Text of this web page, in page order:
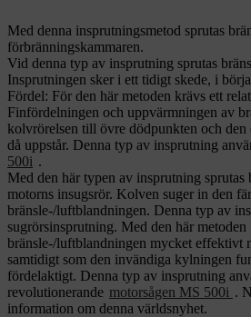
Med denna insprutningsmetod sprutas
förbränningskammaren.
Vid denna typ av insprutning sprutas
Insprutningen sker i ett tidigt skede, i
Fördel: För den här metoden krävs ett
Finfördelningen och uppvärmningen av
kolvrörelsen till övre dödpunkten och den
då uppstår. Denna typ av insprutning
500i .
Med den här typen av insprutning sprutas
motorns insugsrör. Kolven suger in den
bränsle-/luftblandningen. Denna typ av
sugrörsinsprutning. Med den här metoden
bränsle-/luftblandningen mycket effektivt
samtidigt som den invändiga kylningen
fördelaktigt. Denna typ av insprutning
revolutionerande motorsågen MS 500i .
information om denna världsnyhet.